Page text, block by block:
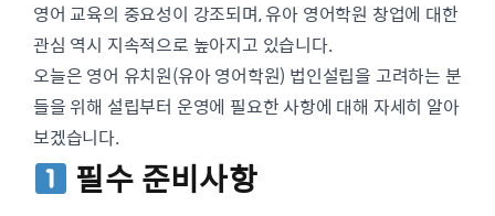
영어 교육의 중요성이 강조되며, 유아 영어학원 창업에 대한
관심 역시 지속적으로 높아지고 있습니다.
오늘은 영어 유치원(유아 영어학원) 법인설립을 고려하는 분
들을 위해 설립부터 운영에 필요한 사항에 대해 자세히 알아
보겠습니다.
필수 준비사항